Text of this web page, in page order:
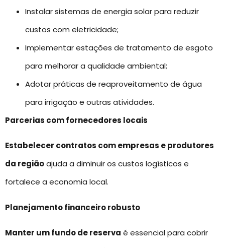
Instalar sistemas de energia solar para reduzir
custos com eletricidade;
Implementar estações de tratamento de esgoto
para melhorar a qualidade ambiental;
Adotar práticas de reaproveitamento de água
para irrigação e outras atividades.
Parcerias com fornecedores locais
Estabelecer contratos com empresas e produtores
da regiãoajuda a diminuir os custos logísticos e
fortalece a economia local.
Planejamento financeiro robusto
Manter um fundo de reserva é essencial para cobrir